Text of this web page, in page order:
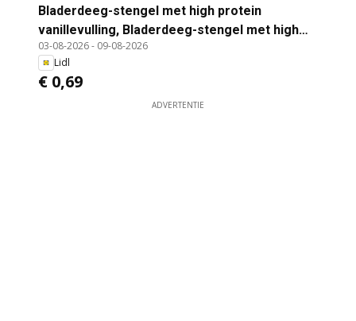
Bladerdeeg-stengel met high protein
vanillevulling, Bladerdeeg-stengel met high
protein vanillevulling Per stuk
03-08-2026- 09-08-2026
Lidl
€ 0,69
ADVERTENTIE